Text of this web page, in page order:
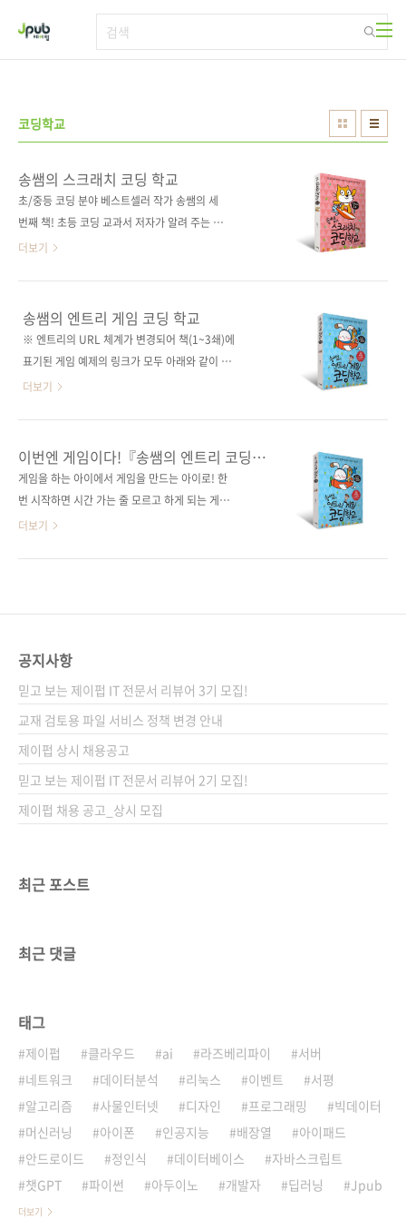
코딩학교
송쌤의 스크래치 코딩 학교
초/중등 코딩 분야 베스트셀러 작가 송쌤의 세
번째 책! 초등 코딩 교과서 저자가 알려 주는 스
크래치 3.0의 모든 것!스크래치로 배우는 코딩의
[도서11번가] [반디앤루니스] [알라딘] [영풍문
고] [예스이십사] [인터파크] [쿠팡] 도전자책 구
매 사이트(가나다순)[교보문고] [구글북스] [리
사 제이펍저자명 송상수출판일 2019년 10월
31일페이지 332쪽시리즈 (없음)판 형 46배판
18,000원ISBN 979-11-88621-69-9 (63000)
키워드 스크래치 / 블록 코딩 / 코딩 / 컴퓨터..
더보기
송쌤의 엔트리 게임 코딩 학교
※ 엔트리의 URL 체계가 변경되어 책(1~3쇄)에
표기된 게임 예제의 링크가 모두 아래와 같이 변
경되었으니 참고하시기 바랍니
쑥! 도서구매 사이트(가나다순)[강컴] [교보문
고] [도서11번가] [반디앤루니스] [알라딘] [예스
이십사] [인터파크] 전자책 구매 사이트(가나다
[예스이십사] [인터파크] 출판사 제이펍지은이
송상수출판일 2019년 5월 16일페이지 328쪽
더보기
이번엔 게임이다!『송쌤의 엔트리 코딩
학교』저자의 두 번째 책!
게임을 하는 아이에서 게임을 만드는 아이로! 한
번 시작하면 시간 가는 줄 모르고 하게 되는 게임
에는 어떤 원리와 요소들이 숨어 있을까요? 이
교육이 정규 교과에 편승하면서 너나 할 것 없이
시작하는 방법도 다양한데요. 컴퓨터 없이 코딩
사고력을 배우는 언플러그드 코딩, 코드가 아니
라 코드 블록을 끼워 맞추면서 배우는 블록 코딩,
또는 마이크로비트나 아두이노 같은 물리적인
도구를 가지고 코딩을 배울 수도 있습니다. 어쩌
면 인기 프..
더보기
공지사항
믿고 보는 제이펍 IT 전문서 리뷰어 3기 모집!
교재 검토용 파일 서비스 정책 변경 안내
제이펍 상시 채용공고
믿고 보는 제이펍 IT 전문서 리뷰어 2기 모집!
제이펍 채용 공고_상시 모집
최근 포스트
최근 댓글
태그
제이펍 클라우드 ai 라즈베리파이
서버
네트워크
데이터분석 리눅스 이벤트
서평
알고리즘
사물인터넷 디자인 프로그래밍
빅데이터
머신러닝
아이폰 인공지능 배장열
아이패드
안드로이드
정인식 데이터베이스
자바스크립트
챗GPT
파이썬 아두이노 개발자 딥러닝 Jpub
더보기